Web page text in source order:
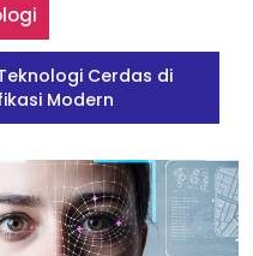
Cerdas di
Modern